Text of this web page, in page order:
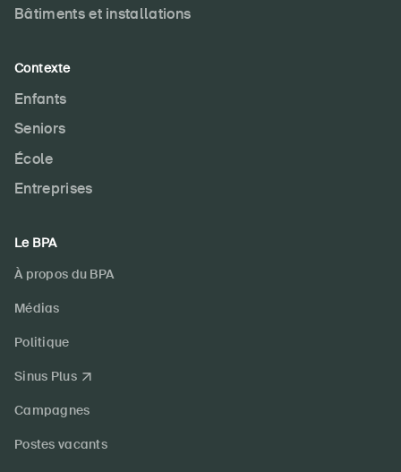
Bâtiments et installations
Contexte
Enfants
Seniors
École
Entreprises
Le BPA
À propos du BPA
Médias
Politique
Sinus Plus
Campagnes
Postes vacants